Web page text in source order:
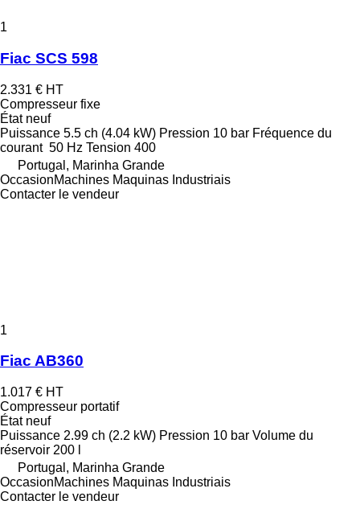
1
Fiac SCS 598
2.331 € HT
Compresseur fixe
Étatneuf
Puissance 5.5 ch (4.04 kW) Pression 10 bar Fréquence du
courant 50 Hz Tension 400
Portugal, Marinha Grande
OccasionMachines Maquinas Industriais
Contacter le vendeur
1
Fiac AB360
1.017 € HT
Compresseur portatif
Étatneuf
Puissance 2.99 ch (2.2 kW) Pression 10 bar Volume du
réservoir 200 l
Portugal, Marinha Grande
OccasionMachines Maquinas Industriais
Contacter le vendeur